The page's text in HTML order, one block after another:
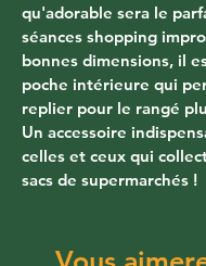
qu'adorable sera le
séances shopping
bonnes dimensions, il
poche intérieure qui
replier pour le rangé
Un accessoire
celles et ceux qui
sacs de supermarchés !